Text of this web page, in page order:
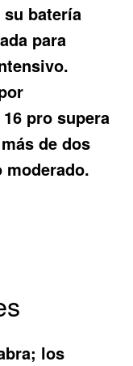
batería
para
pro supera
de dos
moderado.
los